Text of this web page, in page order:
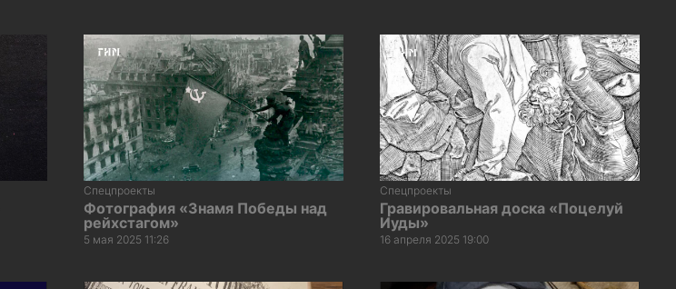
Спецпроекты
Фотография «Знамя Победы над
рейхстагом»
5 мая 2025 11:26
Спецпроекты
Гравировальная доска «Поцелуй
Иуды»
16 апреля 2025 19:00